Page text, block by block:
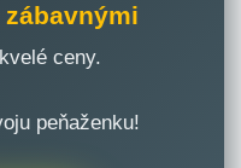
ceny.
peňaženku!